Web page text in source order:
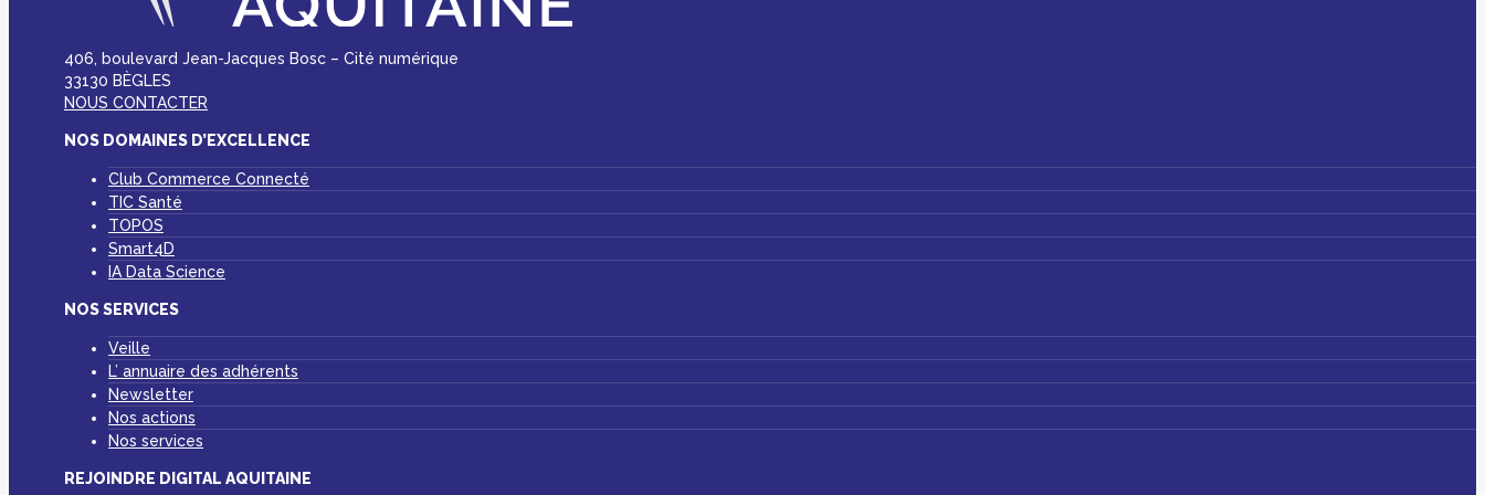
406, boulevard Jean-Jacques Bosc – Cité numérique
33130 BÈGLES
NOUS CONTACTER
NOS DOMAINES D’EXCELLENCE
Club Commerce Connecté
TIC Santé
TOPOS
Smart4D
IA Data Science
NOS SERVICES
Veille
L’ annuaire des adhérents
Newsletter
Nos actions
Nos services
REJOINDRE DIGITAL AQUITAINE